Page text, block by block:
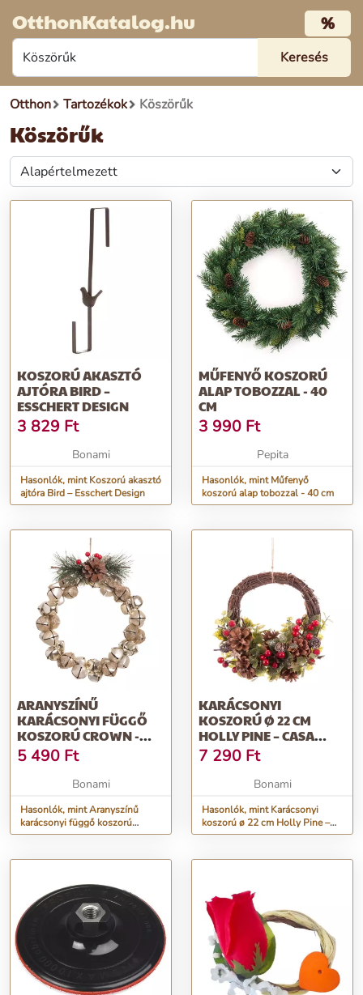
OtthonKatalog.hu %
Otthon Tartozékok Köszörűk
Köszörűk
KOSZORÚ AKASZTÓ
AJTÓRA BIRD –
ESSCHERT DESIGN
3 829 Ft
Bonami
Hasonlók, mint Koszorú akasztó
ajtóra Bird – Esschert Design
MŰFENYŐ KOSZORÚ
ALAP TOBOZZAL - 40
CM
3 990 Ft
Pepita
Hasonlók, mint Műfenyő
koszorú alap tobozzal - 40 cm
ARANYSZÍNŰ
KARÁCSONYI FÜGGŐ
KOSZORÚ CROWN -
CASA SELECCIÓN
5 490 Ft
Bonami
Hasonlók, mint Aranyszínű
karácsonyi függő koszorú
Crown - Casa Selección
KARÁCSONYI
KOSZORÚ Ø 22 CM
HOLLY PINE – CASA
SELECCIÓN
7 290 Ft
Bonami
Hasonlók, mint Karácsonyi
koszorú ø 22 cm Holly Pine –
Casa Selección